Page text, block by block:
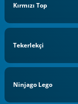
Kırmızı Top
Tekerlekçi
Ninjago Lego